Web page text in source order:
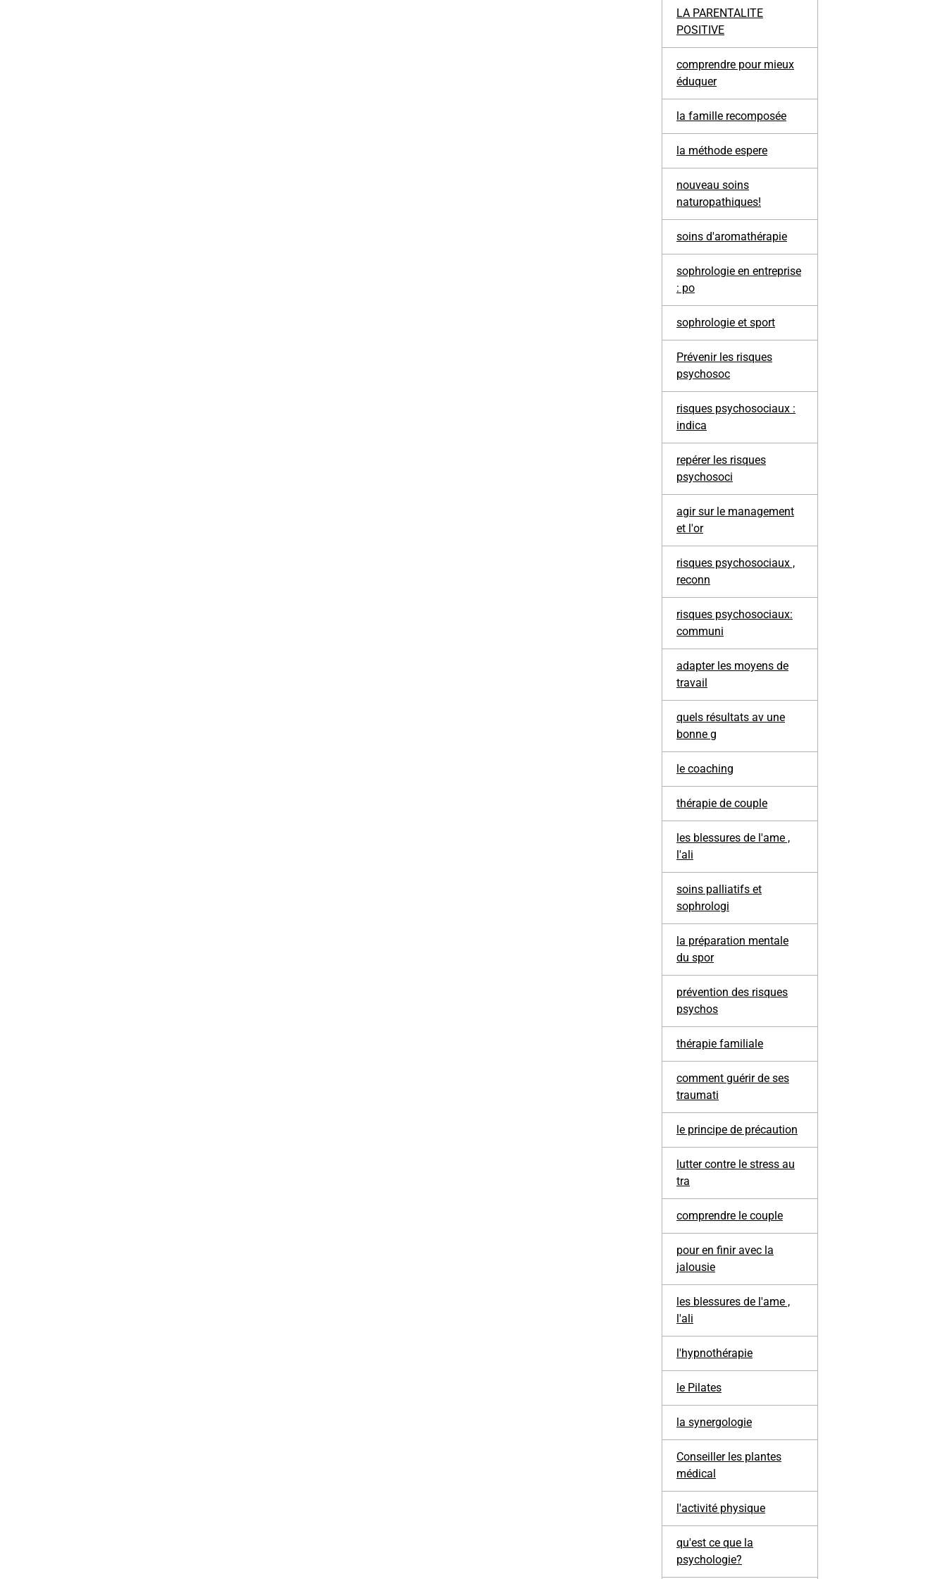
LA PARENTALITE
POSITIVE
comprendre pour mieux
éduquer
la famille recomposée
la méthode espere
nouveau soins
naturopathiques!
soins d'aromathérapie
sophrologie en entreprise
: po
sophrologie et sport
Prévenir les risques
psychosoc
risques psychosociaux :
indica
repérer les risques
psychosoci
agir sur le management
et l'or
risques psychosociaux ,
reconn
risques psychosociaux:
communi
adapter les moyens de
travail
quels résultats av une
bonne g
le coaching
thérapie de couple
les blessures de l'ame ,
l'ali
soins palliatifs et
sophrologi
la préparation mentale
du spor
prévention des risques
psychos
thérapie familiale
comment guérir de ses
traumati
le principe de précaution
lutter contre le stress au
tra
comprendre le couple
pour en finir avec la
jalousie
les blessures de l'ame ,
l'ali
l'hypnothérapie
le Pilates
la synergologie
Conseiller les plantes
médical
l'activité physique
qu'est ce que la
psychologie?